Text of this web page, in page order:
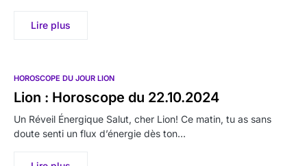
Lire plus
HOROSCOPE DU JOUR LION
Lion : Horoscope du 22.10.2024
Un Réveil Énergique Salut, cher Lion! Ce matin, tu as sans
doute senti un flux d’énergie dès ton…